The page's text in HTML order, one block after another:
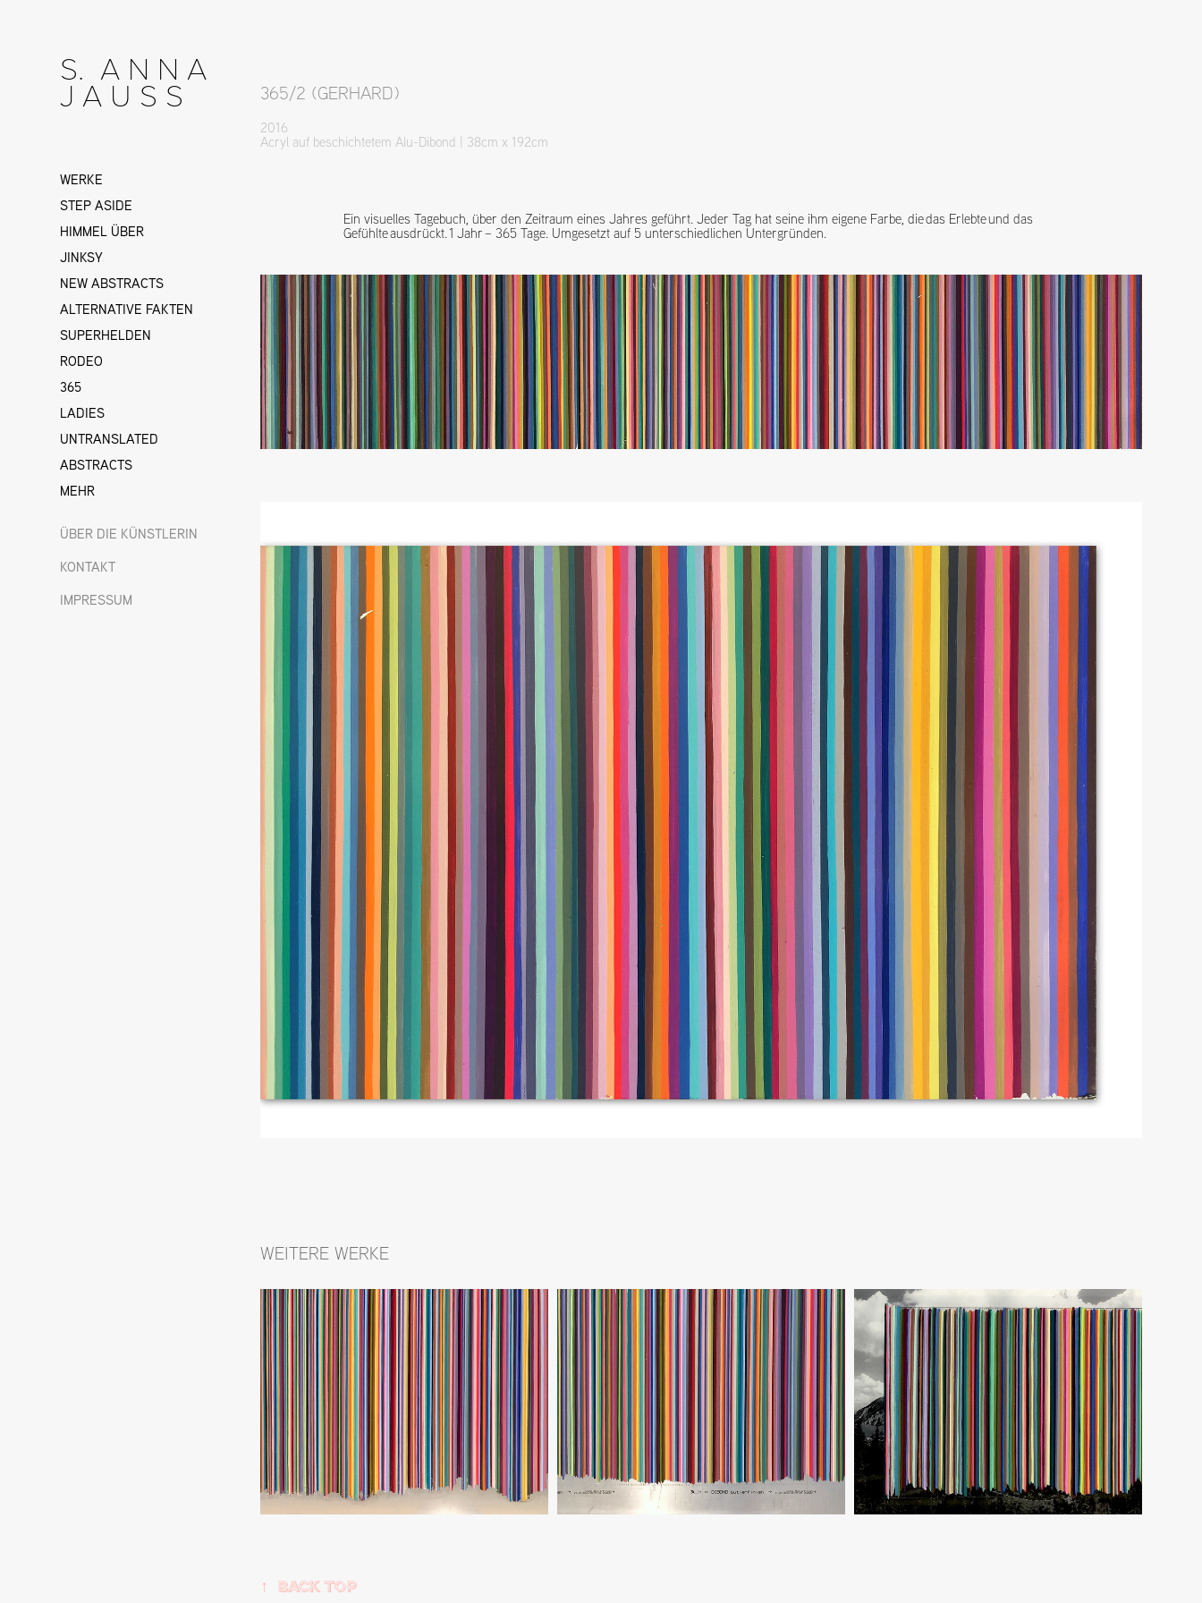
S.  A N N A
J A U S S
WERKE
STEP ASIDE
HIMMEL ÜBER
JINKSY
NEW ABSTRACTS
ALTERNATIVE FAKTEN
SUPERHELDEN
RODEO
365
LADIES
UNTRANSLATED
ABSTRACTS
MEHR
ÜBER DIE KÜNSTLERIN
KONTAKT
IMPRESSUM
365/2 (GERHARD)
2016
Acryl auf beschichtetem Alu-Dibond | 38cm x 192cm
Ein visuelles Tagebuch, über den Zeitraum eines Jahres geführt. Jeder Tag hat seine ihm eigene Farbe, die das Erlebte und das
Gefühlte ausdrückt. 1 Jahr – 365 Tage. Umgesetzt auf 5 unterschiedlichen Untergründen.
WEITERE WERKE
↑ Back Top